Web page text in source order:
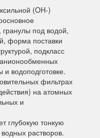
(OH-)
гранулы под водой,
форма поставки
подкласс
водоподготовке.
фильтрах
на атомных
и
глубокую тонкую
растворов.